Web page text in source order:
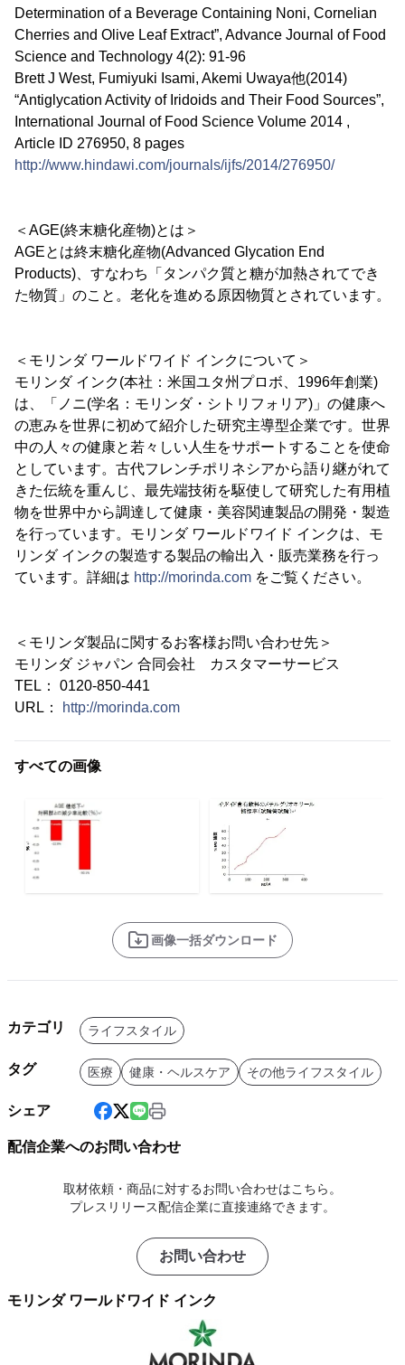
Determination of a Beverage Containing Noni, Cornelian
Cherries and Olive Leaf Extract”, Advance Journal of Food
Science and Technology 4(2): 91-96
Brett J West, Fumiyuki Isami, Akemi Uwaya他(2014)
“Antiglycation Activity of Iridoids and Their Food Sources”,
International Journal of Food Science Volume 2014 ,
Article ID 276950, 8 pages
http://www.hindawi.com/journals/ijfs/2014/276950/
＜AGE(終末糖化産物)とは＞
AGEとは終末糖化産物(Advanced Glycation End
Products)、すなわち「タンパク質と糖が加熱されてでき
た物質」のこと。老化を進める原因物質とされています。
＜モリンダ ワールドワイド インクについて＞
モリンダ インク(本社：米国ユタ州プロボ、1996年創業)
は、「ノニ(学名：モリンダ・シトリフォリア)」の健康へ
の恵みを世界に初めて紹介した研究主導型企業です。世界
中の人々の健康と若々しい人生をサポートすることを使命
としています。古代フレンチポリネシアから語り継がれて
きた伝統を重んじ、最先端技術を駆使して研究した有用植
物を世界中から調達して健康・美容関連製品の開発・製造
を行っています。モリンダ ワールドワイド インクは、モ
リンダ インクの製造する製品の輸出入・販売業務を行っ
ています。詳細は http://morinda.com をご覧ください。
＜モリンダ製品に関するお客様お問い合わせ先＞
モリンダ ジャパン 合同会社 カスタマーサービス
TEL： 0120-850-441
URL：
http://morinda.com
すべての画像
画像一括ダウンロード
カテゴリ ライフスタイル
タグ 医療 健康・ヘルスケア その他ライフスタイル
シェア
配信企業へのお問い合わせ
取材依頼・商品に対するお問い合わせはこちら。
プレスリリース配信企業に直接連絡できます。
お問い合わせ
モリンダ ワールドワイド インク